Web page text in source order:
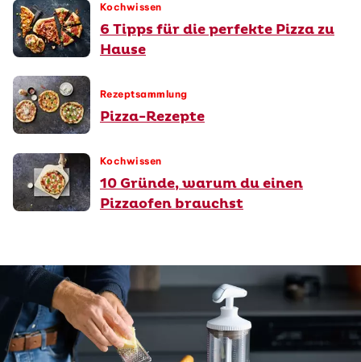
Kochwissen
6 Tipps für die perfekte Pizza zu
Hause
Rezeptsammlung
Pizza-Rezepte
Kochwissen
10 Gründe, warum du einen
Pizzaofen brauchst